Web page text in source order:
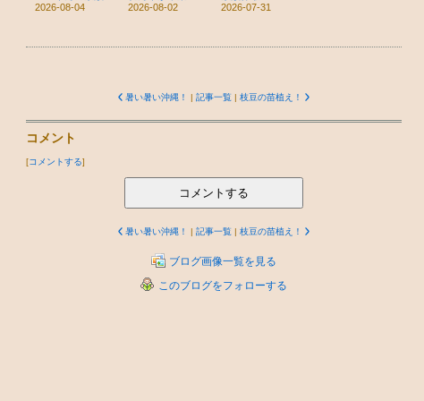
2026-08-04
2026-08-02
2026-07-31
暑い暑い沖縄！ | 記事一覧 | 枝豆の苗植え！
コメント
[コメントする]
コメントする
暑い暑い沖縄！ | 記事一覧 | 枝豆の苗植え！
ブログ画像一覧を見る
このブログをフォローする